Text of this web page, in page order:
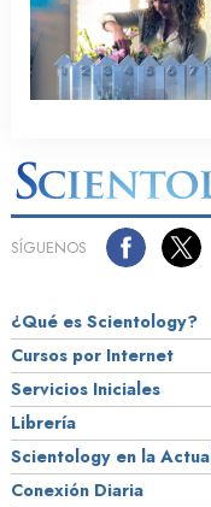
SÍGUENOS
¿Qué es Scientology?
Cursos por Internet
Servicios Iniciales
Librería
Scientology en la
Conexión Diaria